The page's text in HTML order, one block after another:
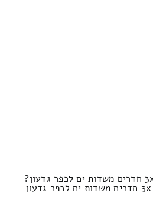
הערכת מחירי למעבר דירות 3x חדרים משדות ים לכפר גדעון